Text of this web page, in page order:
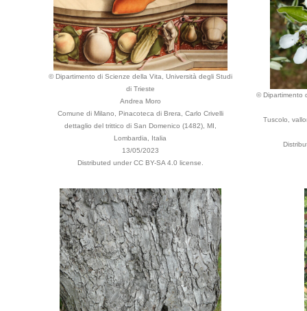
© Dipartimento di Scienze della Vita, Università degli Studi
di Trieste
Andrea Moro
Comune di Milano, Pinacoteca di Brera, Carlo Crivelli
dettaglio del trittico di San Domenico (1482), MI,
Lombardia, Italia
13/05/2023
Distributed under CC BY-SA 4.0 license.
© Dipartimento
Tuscolo,